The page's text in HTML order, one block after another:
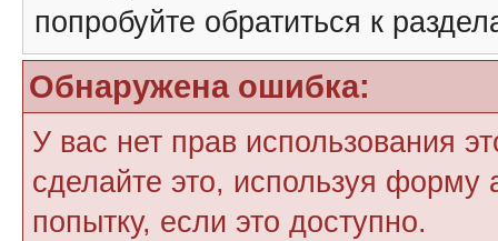
попробуйте обратиться к
Обнаружена ошибка:
У вас нет прав использования
сделайте это, используя форму
попытку, если это доступно.